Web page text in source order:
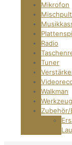
Mikrofon
Mischpult
Radio
Tuner
Walkman
Zubehör/